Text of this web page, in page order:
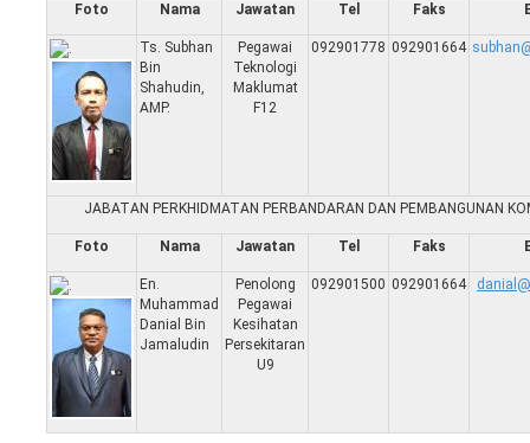
Foto Nama Jawatan Tel Faks
Ts. Subhan
Bin
Shahudin,
AMP.
Pegawai
Teknologi
Maklumat
F12
092901778 092901664
JABATAN PERKHIDMATAN PERBANDARAN DAN PEMBANGUNAN
Foto Nama Jawatan Tel Faks
En.
Muhammad
Danial Bin
Jamaludin
Penolong
Pegawai
Kesihatan
Persekitaran
U9
092901500 092901664